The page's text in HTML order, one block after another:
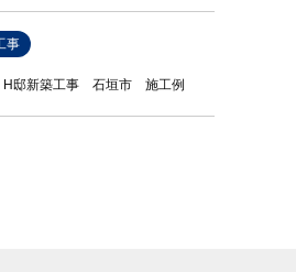
事
H邸新築工事 石垣市 施工例